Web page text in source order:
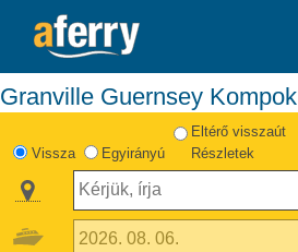
Granville Guernsey Kompok
Vissza Egyirányú
Eltérő visszaút
Részletek